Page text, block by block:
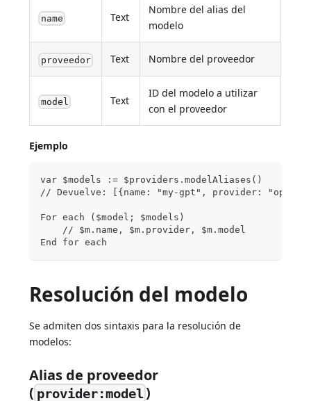
name Text
Nombre del alias del
modelo
proveedor Text Nombre del proveedor
model Text
ID del modelo a utilizar
con el proveedor
Ejemplo
var $models := $providers.modelAliases()
// Devuelve: [{name: "my-gpt", provider:
For each ($model; $models)
    // $m.name, $m.provider, $m.model
End for each
Resolución del modelo
Se admiten dos sintaxis para la resolución de
modelos:
Alias de proveedor
( provider:model)